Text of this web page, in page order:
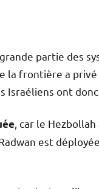
partie des
frontière a privé
ont
, car le
est